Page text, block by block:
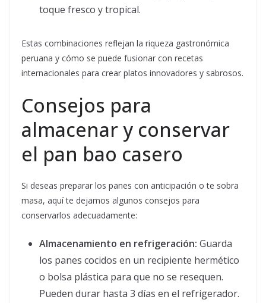
toque fresco y tropical.
Estas combinaciones reflejan la riqueza gastronómica
peruana y cómo se puede fusionar con recetas
internacionales para crear platos innovadores y sabrosos.
Consejos para
almacenar y conservar
el pan bao casero
Si deseas preparar los panes con anticipación o te sobra
masa, aquí te dejamos algunos consejos para
conservarlos adecuadamente:
Almacenamiento en refrigeración: Guarda
los panes cocidos en un recipiente hermético
o bolsa plástica para que no se resequen.
Pueden durar hasta 3 días en el refrigerador.